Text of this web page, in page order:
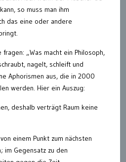
so muss man ihm
das eine oder andere
„Was macht ein Philosoph,
nagelt, schleift und
Aphorismen aus, die in 2000
werden. Hier ein Auszug:
deshalb verträgt Raum keine
einem Punkt zum nächsten
im Gegensatz zu den